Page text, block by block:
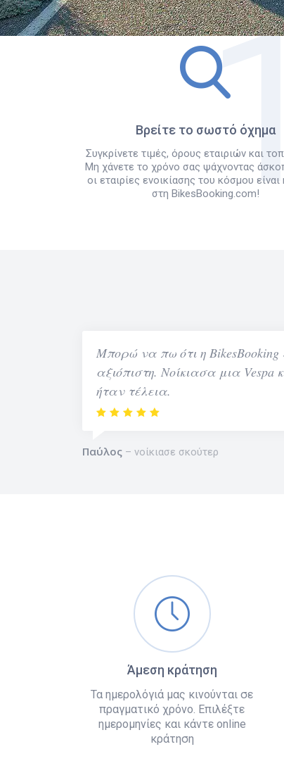
Βρείτε το σωστό όχημα
Συγκρίνετε τιμές, όρους εταιριών και
Μη χάνετε το χρόνο σας ψάχνοντας
οι εταιρίες ενοικίασης του κόσμου
στη BikesBooking.com!
Μπορώ να πω ότι η BikesBooking
αξιόπιστη. Νοίκιασα μια Vespa
ήταν τέλεια.
Παύλος νοίκιασε σκούτερ
Άμεση κράτηση
Τα ημερολόγιά μας κινούνται σε
πραγματικό χρόνο. Επιλέξτε
ημερομηνίες και κάντε online
κράτηση